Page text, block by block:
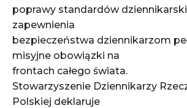
poprawy standardów
zapewnienia
bezpieczeństwa dziennikarzom
misyjne obowiązki na
frontach całego świata.
Stowarzyszenie Dziennikarzy
Polskiej deklaruje